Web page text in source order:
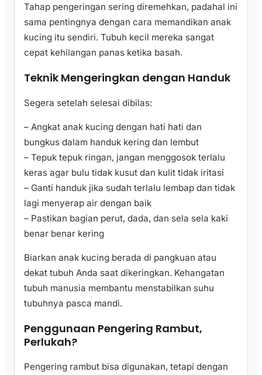
Tahap pengeringan sering diremehkan, padahal ini
sama pentingnya dengan cara memandikan anak
kucing itu sendiri. Tubuh kecil mereka sangat
cepat kehilangan panas ketika basah.
Teknik Mengeringkan dengan Handuk
Segera setelah selesai dibilas:
– Angkat anak kucing dengan hati hati dan
bungkus dalam handuk kering dan lembut
– Tepuk tepuk ringan, jangan menggosok terlalu
keras agar bulu tidak kusut dan kulit tidak iritasi
– Ganti handuk jika sudah terlalu lembap dan tidak
lagi menyerap air dengan baik
– Pastikan bagian perut, dada, dan sela sela kaki
benar benar kering
Biarkan anak kucing berada di pangkuan atau
dekat tubuh Anda saat dikeringkan. Kehangatan
tubuh manusia membantu menstabilkan suhu
tubuhnya pasca mandi.
Penggunaan Pengering Rambut,
Perlukah?
Pengering rambut bisa digunakan, tetapi dengan